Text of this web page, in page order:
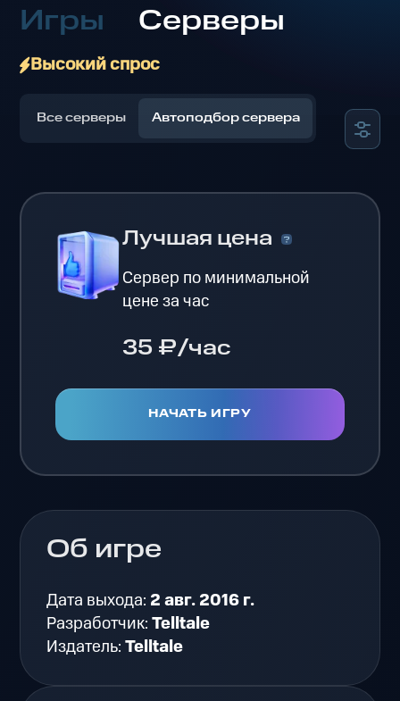
Игры Серверы
Высокий спрос
Все серверы Автоподбор сервера
Лучшая цена
Сервер по минимальной
цене за час
35 ₽/час
НАЧАТЬ ИГРУ
Об игре
Дата выхода: 2 авг. 2016 г.
Разработчик:Telltale
Издатель:Telltale